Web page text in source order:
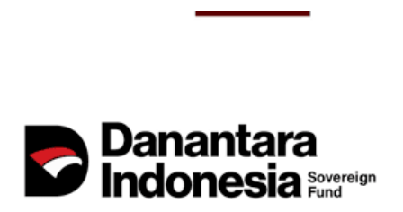
rekening BCA atau Permata nya. Nah satu keunggulan jika
kamu sudah memakai rekening BCA atau rekening Bank
Permata, kamu tidak perlu print dokumen fisik lagi. Jadi bisa
langsung daftar sampai selesai semuanya full online. Jadi